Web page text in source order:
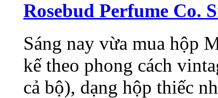
Rosebud Perfume Co.
Sáng nay vừa mua hộp
kế theo phong cách
cả bộ), dạng hộp thiếc